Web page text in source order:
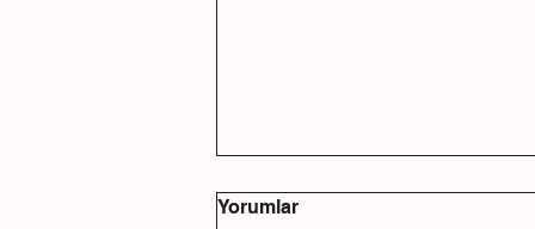
Yorumlar